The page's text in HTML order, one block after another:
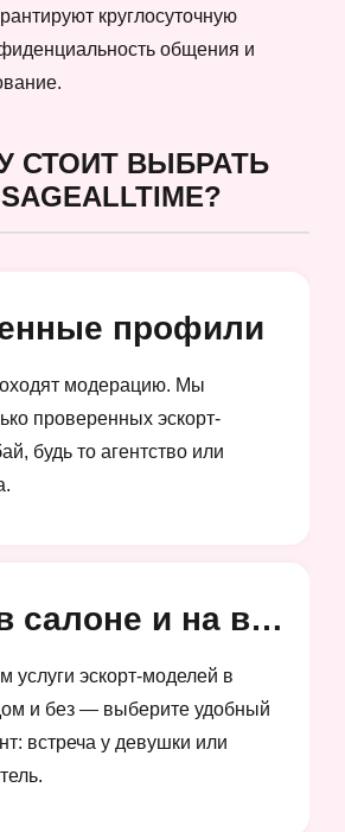
круглосуточную
общения и
СТОИТ ВЫБРАТЬ
профили
модерацию. Мы
проверенных эскорт-
будь то агентство или
Услуги в салоне и на выезд
услуги эскорт-моделей в
и без — выберите удобный
встреча у девушки или